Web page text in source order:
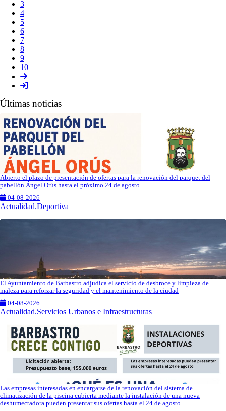
3
4
5
6
7
8
9
10
Últimas noticias
Abierto el plazo de presentación de ofertas para la renovación del parquet del
pabellón Ángel Orús hasta el próximo 24 de agosto
04-08-2026
Actualidad.Deportiva
El Ayuntamiento de Barbastro adjudica el servicio de desbroce y limpieza de
maleza para reforzar la seguridad y el mantenimiento de la ciudad
04-08-2026
Actualidad.Servicios Urbanos e Infraestructuras
Las empresas interesadas en encargarse de la renovación del sistema de
climatización de la piscina cubierta mediante la instalación de una nueva
deshumectadora pueden presentar sus ofertas hasta el 24 de agosto